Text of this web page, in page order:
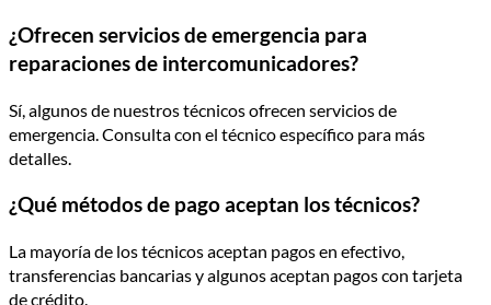
¿Ofrecen servicios de emergencia para
reparaciones de intercomunicadores?
Sí, algunos de nuestros técnicos ofrecen servicios de
emergencia. Consulta con el técnico específico para más
detalles.
¿Qué métodos de pago aceptan los técnicos?
La mayoría de los técnicos aceptan pagos en efectivo,
transferencias bancarias y algunos aceptan pagos con tarjeta
de crédito.